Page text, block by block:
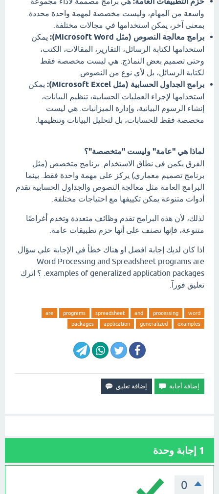
واسعة من المهام، وليست مخصصة لمهمة واحدة محددة.
بمعنى آخر، يمكن استخدامها في مجالات مختلفة.
برامج معالجة النصوص (مثل Microsoft Word):
يمكن
استخدامها لكتابة الرسائل، التقارير، المقالات، الكتب،
وحتى تصميم بعض النماذج. هي ليست مخصصة فقط
لكتابة الرسائل، بل لأي نوع من النصوص.
برامج الجداول الحسابية (مثل Microsoft Excel):
يمكن
استخدامها لإجراء العمليات الحسابية، تنظيم البيانات،
إنشاء الرسوم البيانية، وإدارة الميزانيات. هي ليست
مخصصة فقط للحسابات، بل لتحليل البيانات وتنظيمها.
لماذا هي "عامة" وليست "متخصصة"؟
الفرق يكمن في نطاق الاستخدام. برنامج متخصص (مثل
برنامج تصميم معماري) يركز على مهمة واحدة فقط. بينما
البرامج العامة مثل معالجة النصوص والجداول الحسابية تقدم
أدوات متنوعة يمكن تكييفها مع احتياجات مختلفة.
لذلك، لأن هذه البرامج تقدم وظائف متعددة وتخدم أغراضًا
متنوعة، فإنها تصنف على أنها حزم تطبيقات عامة.
اذا كان لديك إجابة افضل او هناك خطأ في الإجابة علي سؤال
Word Processing and Spreadsheet programs are
examples of generalized application packages. ؟ اترك
تعليق فورآ.
word
processing
and
spreadsheet
programs
are
examples
generalized
application
packages
1 إجابة وحدة
0